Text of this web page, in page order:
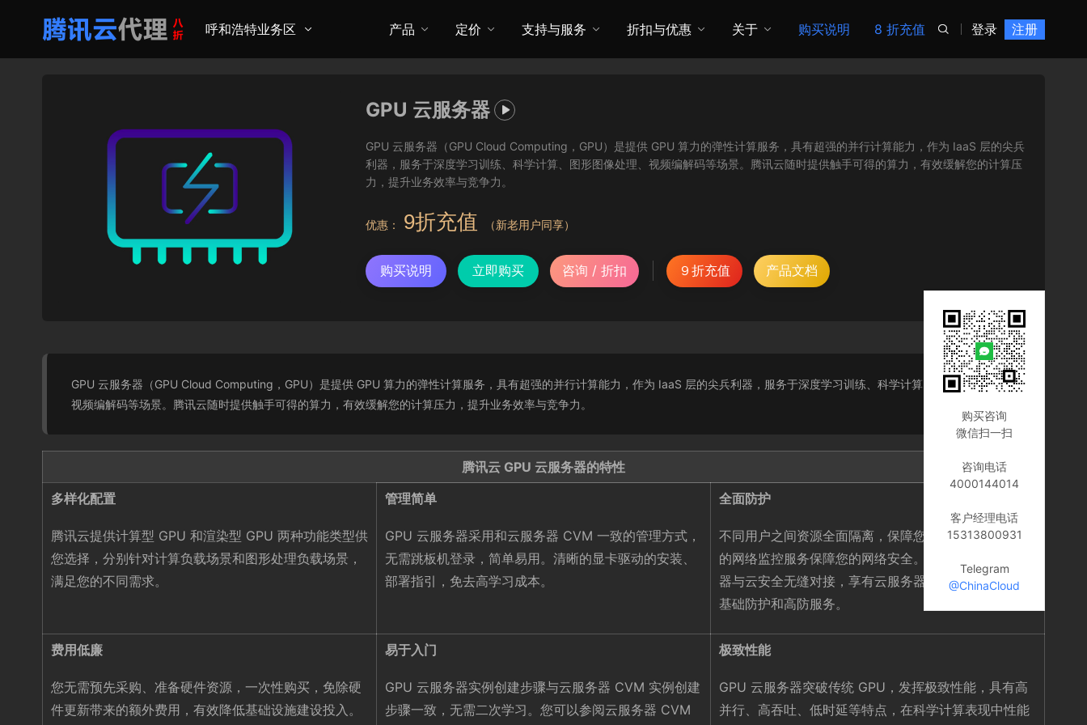
呼和浩特业务区 登录 注册

产品 定价 支持与服务 折扣与优惠 关于 购买说明 8 折充值
GPU 云服务器 
GPU 云服务器（GPU Cloud Computing，GPU）是提供 GPU 算力的弹性计算服务，具有超强的并行计算能力，作为 IaaS 层的尖兵
利器，服务于深度学习训练、科学计算、图形图像处理、视频编解码等场景。腾讯云随时提供触手可得的算力，有效缓解您的计算压
力，提升业务效率与竞争力。
优惠： 9折充值 （新老用户同享）
购买说明 立即购买 咨询 / 折扣 ９折充值 产品文档
GPU 云服务器（GPU Cloud Computing，GPU）是提供 GPU 算力的弹性计算服务，具有超强的并行计算能力，作为 IaaS 层的尖兵利器，服务于深度学习训练、科学计算、图形图像处理、
视频编解码等场景。腾讯云随时提供触手可得的算力，有效缓解您的计算压力，提升业务效率与竞争力。
腾讯云 GPU 云服务器的特性
多样化配置
腾讯云提供计算型 GPU 和渲染型 GPU 两种功能类型供
您选择，分别针对计算负载场景和图形处理负载场景，
满足您的不同需求。
管理简单
GPU 云服务器采用和云服务器 CVM 一致的管理方式，
无需跳板机登录，简单易用。清晰的显卡驱动的安装、
部署指引，免去高学习成本。
全面防护
不同用户之间资源全面隔离，保障您的数据安全，完善
的网络监控服务保障您的网络安全。同时，GPU 云服务
器与云安全无缝对接，享有云服务器同等的基础云安全
基础防护和高防服务。
费用低廉
您无需预先采购、准备硬件资源，一次性购买，免除硬
件更新带来的额外费用，有效降低基础设施建设投入。
易于入门
GPU 云服务器实例创建步骤与云服务器 CVM 实例创建
步骤一致，无需二次学习。您可以参阅云服务器 CVM
极致性能
GPU 云服务器突破传统 GPU，发挥极致性能，具有高
并行、高吞吐、低时延等特点，在科学计算表现中性能
购买咨询
微信扫一扫
咨询电话
4000144014
客户经理电话
15313800931
Telegram
@ChinaCloud